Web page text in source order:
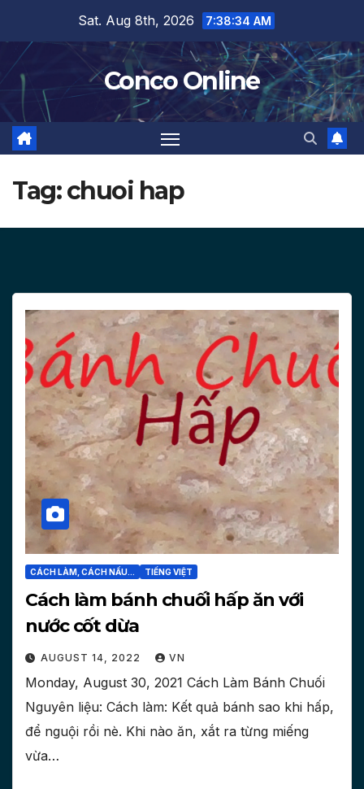
content
Sat. Aug 8th, 2026 7:38:35 AM
Conco Online
Tag:chuoi hap
CÁCH LÀM, CÁCH NẤU... TIẾNG VIỆT
Cách làm bánh chuối hấp ăn với
nước cốt dừa
AUGUST 14, 2022 VN
Monday, August 30, 2021 Cách Làm Bánh Chuối
Nguyên liệu: Cách làm: Kết quả bánh sao khi hấp,
để nguội rồi nè. Khi nào ăn, xắt ra từng miếng
vừa…